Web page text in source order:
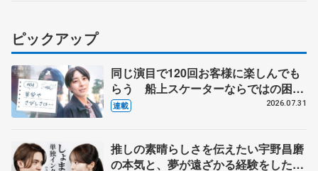
ピックアップ
同じ演目で120回お客様に楽しんでも
らう 船上スケーターならではの困難
とは 影響あったPIW前キャプテン松
連載 2026.07.31
推しの素晴らしさを伝えたい宇野昌磨
の本気と、夢が遠ざかる経験をした本